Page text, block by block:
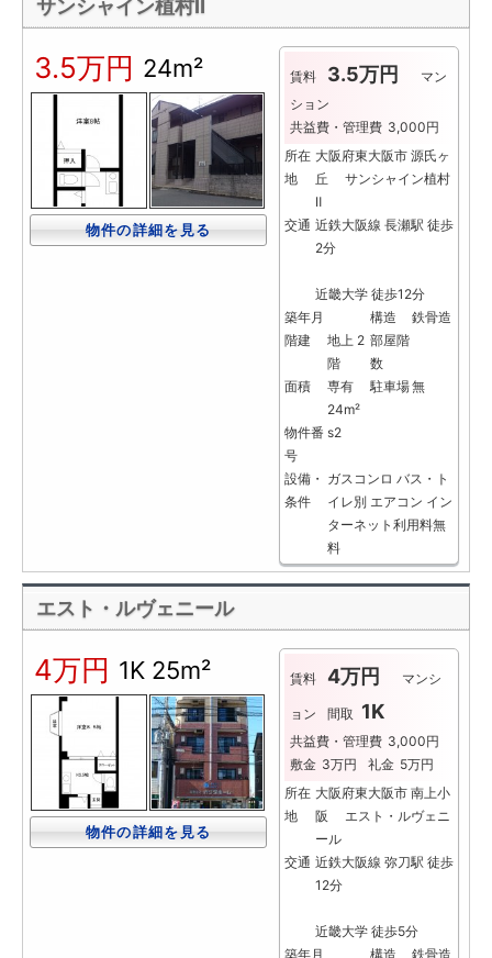
サンシャイン植村Ⅱ
3.5万円 24m²
物件の詳細を見る
賃料 3.5万円
マン
ション
共益費・管理費 3,000円
所在
地
大阪府東大阪市 源氏ヶ
丘 サンシャイン植村
Ⅱ
交通 近鉄大阪線 長瀬駅 徒歩
2分
近畿大学 徒歩12分
築年月
構造
鉄骨造
階建
地上 2
階
部屋階
数
面積
専有
24m²
駐車場無
物件番
号
s2
設備・
条件
ガスコンロ バス・ト
イレ別 エアコン イン
ターネット利用料無
料
エスト・ルヴェニール
4万円 1K 25m²
物件の詳細を見る
賃料 4万円 マンシ
ョン 間取 1K
共益費・管理費 3,000円
敷金 3万円 礼金 5万円
所在
地
大阪府東大阪市 南上小
阪 エスト・ルヴェニ
ール
交通 近鉄大阪線 弥刀駅 徒歩
12分
近畿大学 徒歩5分
築年月
構造 鉄骨造